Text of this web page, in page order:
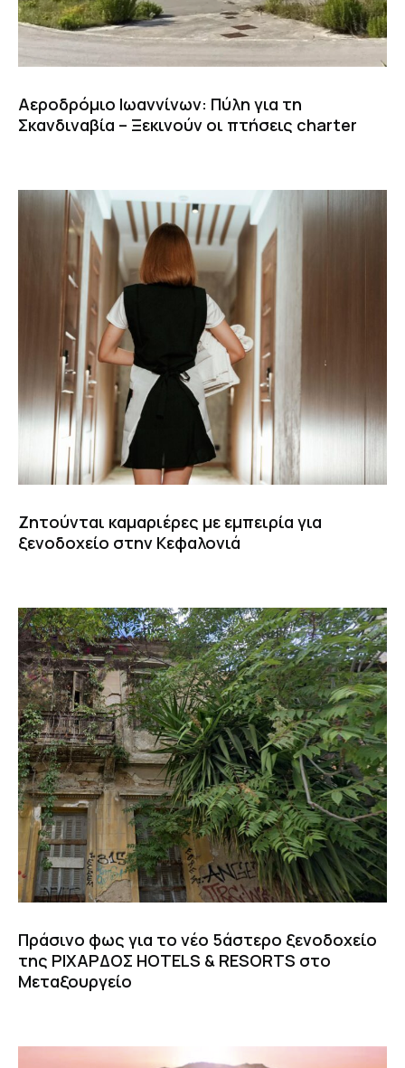
Αεροδρόμιο Ιωαννίνων: Πύλη για τη
Σκανδιναβία – Ξεκινούν οι πτήσεις charter
Ζητούνται καμαριέρες με εμπειρία για
ξενοδοχείο στην Κεφαλονιά
Πράσινο φως για το νέο 5άστερο ξενοδοχείο
της ΡΙΧΑΡΔΟΣ HOTELS & RESORTS στο
Μεταξουργείο